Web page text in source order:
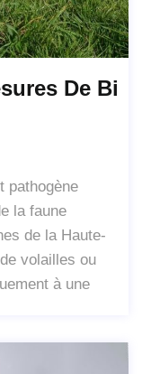
De Bi
pathogène
la faune
de la Haute-
volailles ou
à une